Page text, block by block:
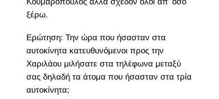
ξέρω.
Ερώτηση: Την ώρα που ήσασταν στα
αυτοκίνητα κατευθυνόμενοι προς την
Χαριλάου μιλήσατε στα τηλέφωνα μεταξύ
σας δηλαδή τα άτομα που ήσασταν στα τρία
αυτοκίνητα;